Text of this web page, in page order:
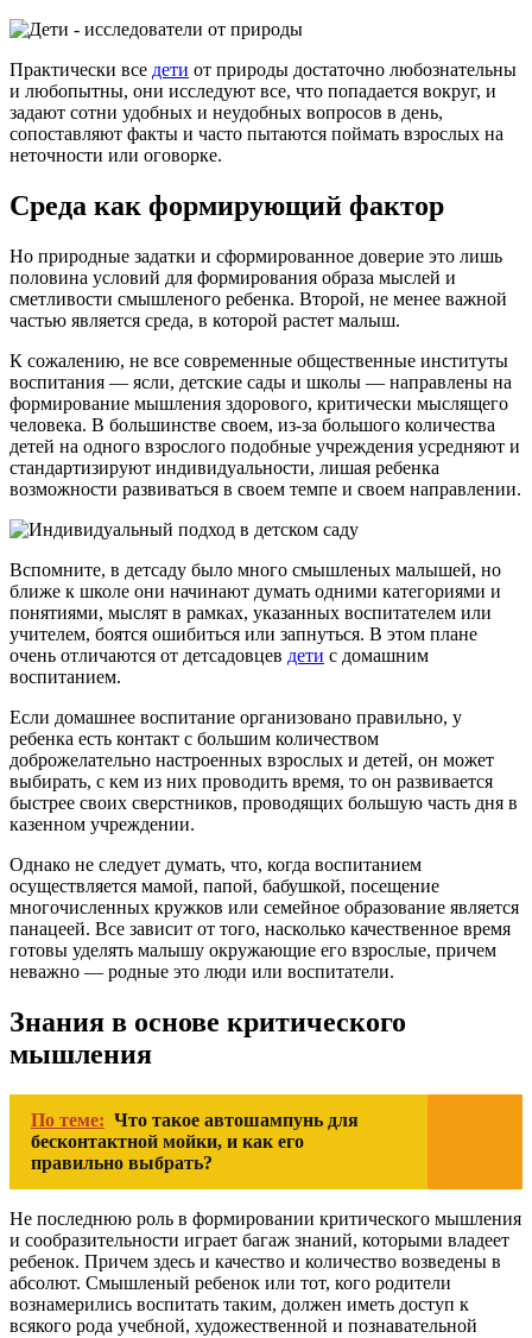
Практически все дети от природы достаточно любознательны
и любопытны, они исследуют все, что попадается вокруг, и
задают сотни удобных и неудобных вопросов в день,
сопоставляют факты и часто пытаются поймать взрослых на
неточности или оговорке.
Среда как формирующий фактор
Но природные задатки и сформированное доверие это лишь
половина условий для формирования образа мыслей и
сметливости смышленого ребенка. Второй, не менее важной
частью является среда, в которой растет малыш.
К сожалению, не все современные общественные институты
воспитания — ясли, детские сады и школы — направлены на
формирование мышления здорового, критически мыслящего
человека. В большинстве своем, из-за большого количества
детей на одного взрослого подобные учреждения усредняют и
стандартизируют индивидуальности, лишая ребенка
возможности развиваться в своем темпе и своем направлении.
Вспомните, в детсаду было много смышленых малышей, но
ближе к школе они начинают думать одними категориями и
понятиями, мыслят в рамках, указанных воспитателем или
учителем, боятся ошибиться или запнуться. В этом плане
очень отличаются от детсадовцев дети с домашним
воспитанием.
Если домашнее воспитание организовано правильно, у
ребенка есть контакт с большим количеством
доброжелательно настроенных взрослых и детей, он может
выбирать, с кем из них проводить время, то он развивается
быстрее своих сверстников, проводящих большую часть дня в
казенном учреждении.
Однако не следует думать, что, когда воспитанием
осуществляется мамой, папой, бабушкой, посещение
многочисленных кружков или семейное образование является
панацеей. Все зависит от того, насколько качественное время
готовы уделять малышу окружающие его взрослые, причем
неважно — родные это люди или воспитатели.
Знания в основе критического
мышления
По теме: Что такое автошампунь для
бесконтактной мойки, и как его
правильно выбрать?
Не последнюю роль в формировании критического мышления
и сообразительности играет багаж знаний, которыми владеет
ребенок. Причем здесь и качество и количество возведены в
абсолют. Смышленый ребенок или тот, кого родители
вознамерились воспитать таким, должен иметь доступ к
всякого рода учебной, художественной и познавательной